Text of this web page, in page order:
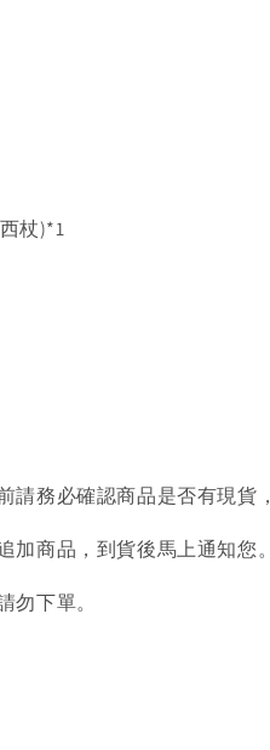
杖)*1
請務必確認商品是否有現貨，
商品，到貨後馬上通知您。
下單。